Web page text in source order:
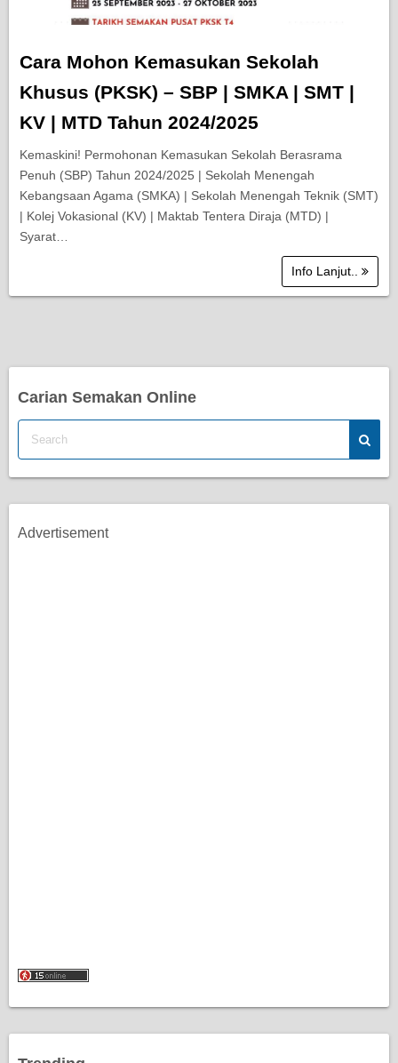
Cara Mohon Kemasukan Sekolah
Khusus (PKSK) – SBP | SMKA | SMT |
KV | MTD Tahun 2024/2025
Kemaskini! Permohonan Kemasukan Sekolah Berasrama
Penuh (SBP) Tahun 2024/2025 | Sekolah Menengah
Kebangsaan Agama (SMKA) | Sekolah Menengah Teknik (SMT)
| Kolej Vokasional (KV) | Maktab Tentera Diraja (MTD) |
Syarat…
Info Lanjut..
Carian Semakan Online
Advertisement